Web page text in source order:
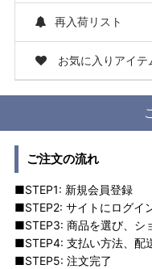
再入荷リスト
お気に入りアイテ
ご注文の流れ
■STEP1: 新規会員登録
■STEP2: サイトにログイ
■STEP3: 商品を選び、シ
■STEP4: 支払い方法、配
■STEP5: 注文完了